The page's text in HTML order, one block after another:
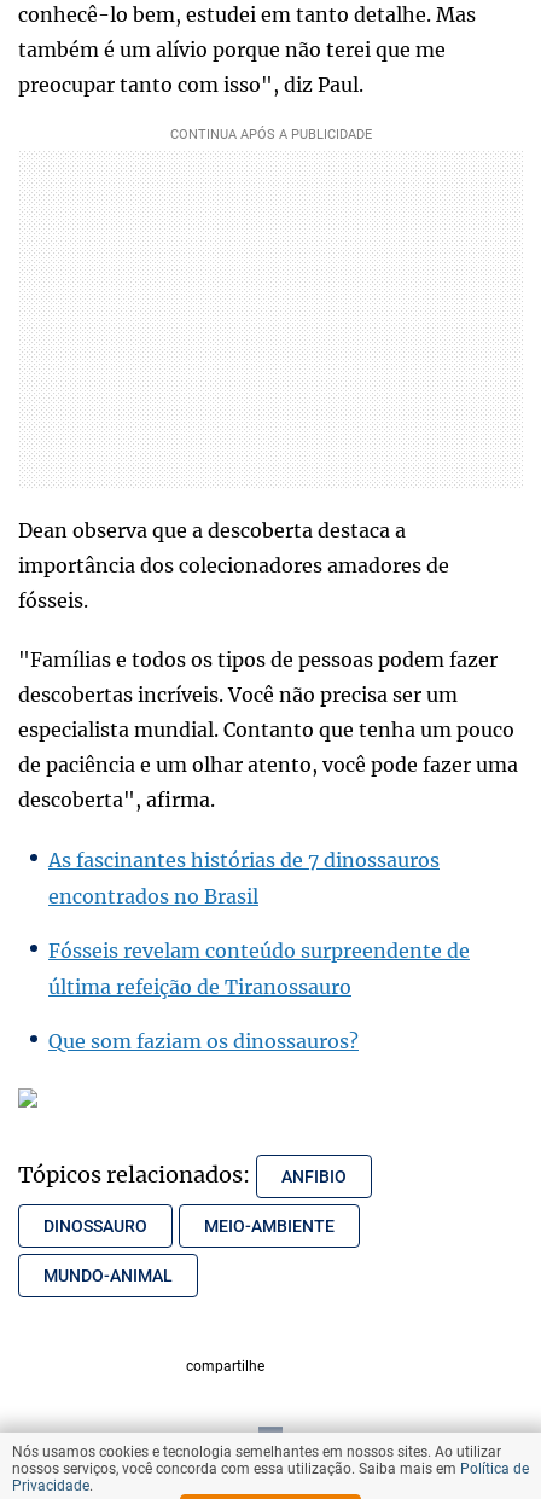
conhecê-lo bem, estudei em tanto detalhe. Mas
também é um alívio porque não terei que me
preocupar tanto com isso", diz Paul.
Dean observa que a descoberta destaca a
importância dos colecionadores amadores de
fósseis.
"Famílias e todos os tipos de pessoas podem fazer
descobertas incríveis. Você não precisa ser um
especialista mundial. Contanto que tenha um pouco
de paciência e um olhar atento, você pode fazer uma
descoberta", afirma.
As fascinantes histórias de 7 dinossauros
encontrados no Brasil
Fósseis revelam conteúdo surpreendente de
última refeição de Tiranossauro
Que som faziam os dinossauros?
Tópicos relacionados: ANFIBIO
DINOSSAURO MEIO-AMBIENTE
MUNDO-ANIMAL
compartilhe
VOLTAR AO TOPO
Nós usamos cookies e tecnologia semelhantes em nossos sites. Ao utilizar
nossos serviços, você concorda com essa utilização. Saiba mais em Política de
Privacidade.